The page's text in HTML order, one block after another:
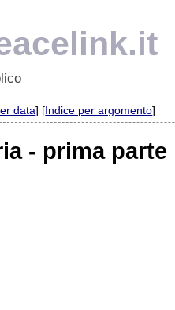
data] [Indice per argomento]
- prima parte